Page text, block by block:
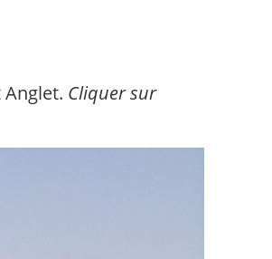
Cliquer sur